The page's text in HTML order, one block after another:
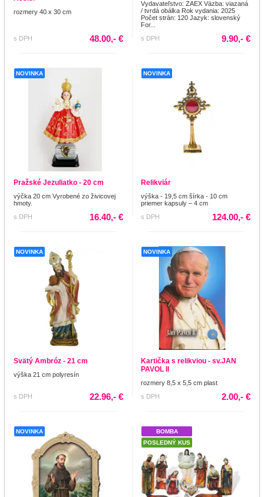
rozmery 40 x 30 cm
s DPH 48.00,- €
Vydavateľstvo: ZAEX Väzba: viazaná
/ tvrdá obálka Rok vydania: 2025
Počet strán: 120 Jazyk: slovenský
For...
s DPH
9.90,- €
NOVINKA
Pražské Jezuliatko - 20 cm
výčka 20 cm Vyrobené zo živicovej
hmoty.
s DPH
16.40,- €
NOVINKA
Relikviár
výška - 19,5 cm šírka - 10 cm
priemer kapsuly – 4 cm
s DPH
124.00,- €
NOVINKA
Svätý Ambróz - 21 cm
výška 21 cm polyresín
s DPH 22.96,- €
NOVINKA
Kartička s relikviou - sv.JAN
PAVOL II
rozmery 8,5 x 5,5 cm plast
s DPH
2.00,- €
NOVINKA
BOMBA
POSLEDNÝ KUS